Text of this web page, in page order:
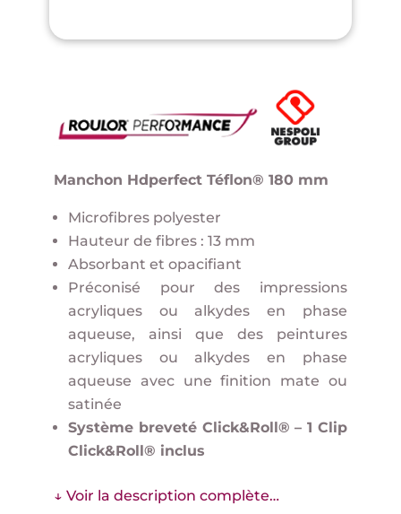
Manchon Hdperfect Téflon® 180 mm
Microfibres polyester
Hauteur de fibres : 13 mm
Absorbant et opacifiant
Préconisé pour des impressions
acryliques ou alkydes en phase
aqueuse, ainsi que des peintures
acryliques ou alkydes en phase
aqueuse avec une finition mate ou
satinée
Système breveté Click&Roll® – 1 Clip
Click&Roll® inclus
↓ Voir la description complète…